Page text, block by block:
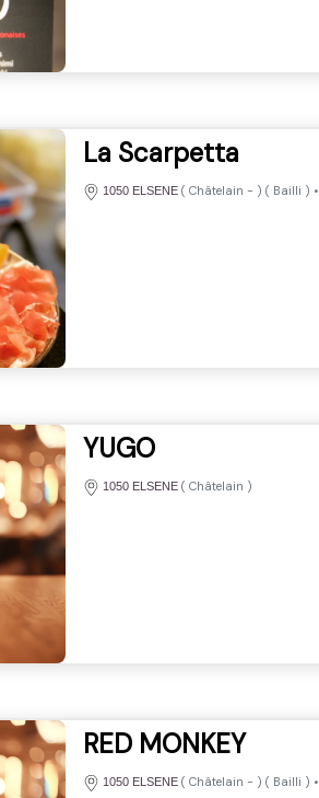
La Scarpetta
1050 ELSENE ( Châtelain - ) ( Bailli ) •
YUGO
1050 ELSENE ( Châtelain )
RED MONKEY
1050 ELSENE ( Châtelain - ) ( Bailli ) •